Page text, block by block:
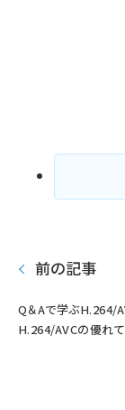
前の記事
Q＆Aで学ぶH.264/
H.264/AVCの優れ